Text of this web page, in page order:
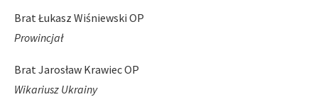
Brat Łukasz Wiśniewski OP
Prowincjał
Brat Jarosław Krawiec OP
Wikariusz Ukrainy